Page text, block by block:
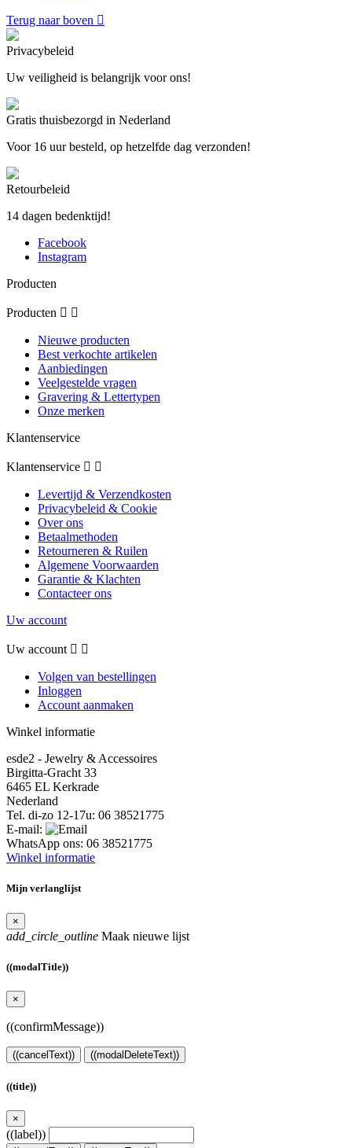
Terug naar boven 
Privacybeleid
Uw veiligheid is belangrijk voor ons!
Gratis thuisbezorgd in Nederland
Voor 16 uur besteld, op hetzelfde dag verzonden!
Retourbeleid
14 dagen bedenktijd!
Facebook
Instagram
Producten
Producten  
Nieuwe producten
Best verkochte artikelen
Aanbiedingen
Veelgestelde vragen
Gravering & Lettertypen
Onze merken
Klantenservice
Klantenservice  
Levertijd & Verzendkosten
Privacybeleid & Cookie
Over ons
Betaalmethoden
Retourneren & Ruilen
Algemene Voorwaarden
Garantie & Klachten
Contacteer ons
Uw account
Uw account  
Volgen van bestellingen
Inloggen
Account aanmaken
Winkel informatie
esde2 - Jewelry & Accessoires
Birgitta-Gracht 33
6465 EL Kerkrade
Nederland
Tel. di-zo 12-17u: 06 38521775
E-mail:
WhatsApp ons: 06 38521775
Winkel informatie
Mijn verlanglijst
×
add_circle_outline Maak nieuwe lijst
((modalTitle))
×
((confirmMessage))
((cancelText)) ((modalDeleteText))
((title))
×
((label))